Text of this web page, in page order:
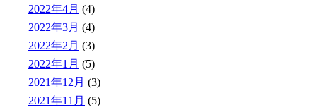
2022年4月 (4)
2022年3月 (4)
2022年2月 (3)
2022年1月 (5)
2021年12月 (3)
2021年11月 (5)